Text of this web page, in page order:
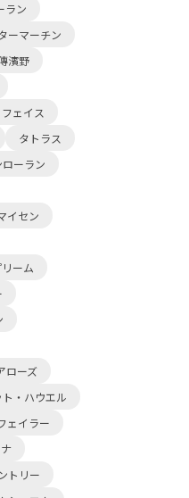
ラン
ーマーチン
濱野
ェイス
タトラス
ーラン
イセン
ーム
ローズ
・ハウエル
ェイラー
トリー